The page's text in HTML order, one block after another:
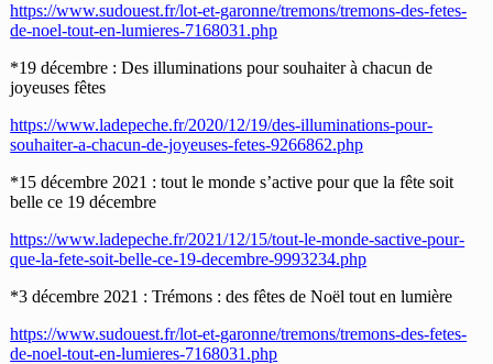
https://www.sudouest.fr/lot-et-garonne/tremons/tremons-des-fetes-
de-noel-tout-en-lumieres-7168031.php
*19 décembre : Des illuminations pour souhaiter à chacun de
joyeuses fêtes
https://www.ladepeche.fr/2020/12/19/des-illuminations-pour-
souhaiter-a-chacun-de-joyeuses-fetes-9266862.php
*15 décembre 2021 : tout le monde s’active pour que la fête soit
belle ce 19 décembre
https://www.ladepeche.fr/2021/12/15/tout-le-monde-sactive-pour-
que-la-fete-soit-belle-ce-19-decembre-9993234.php
*3 décembre 2021 : Trémons : des fêtes de Noël tout en lumière
https://www.sudouest.fr/lot-et-garonne/tremons/tremons-des-fetes-
de-noel-tout-en-lumieres-7168031.php